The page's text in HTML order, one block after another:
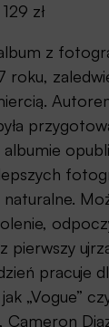
zł
z
roku,
albumie
pracuje
„Vogue”
Cameron